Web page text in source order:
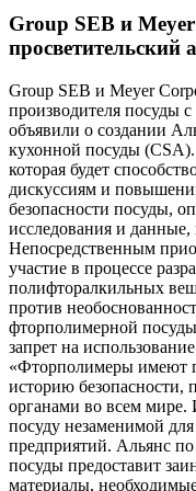
Group SEB и
просветительский
Group SEB и Meyer
производителя посуды
объявили о создании
кухонной посуды
которая будет
дискуссиям и
безопасности посуды,
исследования и
Непосредственным
участие в процессе
полифторалкильных
против
фторполимерной
запрет на
«Фторполимеры имеют
историю
органами во всем мире.
посуду незаменимой
предприятий. Альянс
посуды предоставит
материалы,